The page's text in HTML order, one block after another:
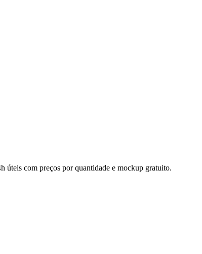
úteis com preços por quantidade e mockup gratuito.